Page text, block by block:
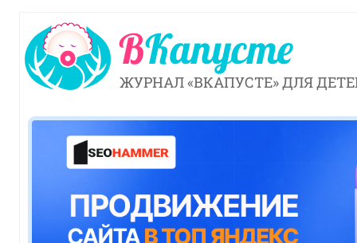
ЖУРНАЛ «ВКАПУСТЕ» ДЛЯ